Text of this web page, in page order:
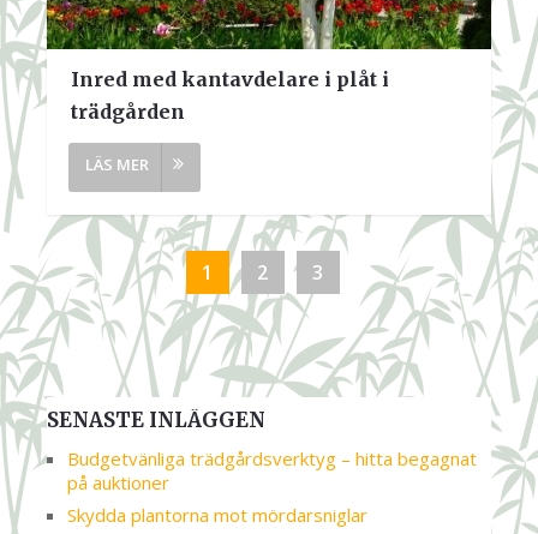
Inred med kantavdelare i plåt i
trädgården
1 2 3
SENASTE INLÄGGEN
Budgetvänliga trädgårdsverktyg – hitta begagnat
på auktioner
Skydda plantorna mot mördarsniglar